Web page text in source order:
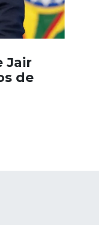
Jair
de